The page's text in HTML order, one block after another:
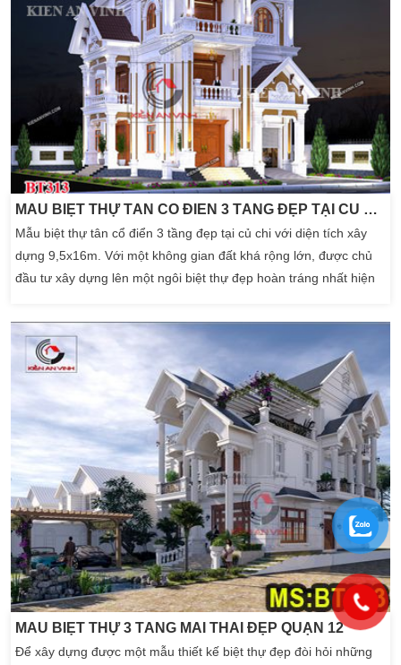
MẪU BIỆT THỰ TÂN CỔ ĐIỂN 3 TẦNG ĐẸP TẠI CỦ CHI
Mẫu biệt thự tân cổ điển 3 tầng đẹp tại củ chi với diện tích xây
dựng 9,5x16m. Với một không gian đất khá rộng lớn, được chủ
đầu tư xây dựng lên một ngôi biệt thự đẹp hoàn tráng nhất hiện
gian tuyệt vời. Cũng có thể nói biệt thự tân cổ điển luôn cho
chúng ta thấy mức độ phát […]
MẪU BIỆT THỰ 3 TẦNG MÁI THÁI ĐẸP QUẬN 12
Để xây dựng được một mẫu thiết kế biệt thự đẹp đòi hỏi những